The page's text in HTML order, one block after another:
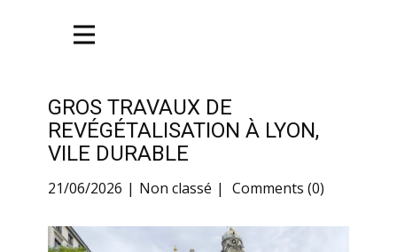
GROS TRAVAUX DE
REVÉGÉTALISATION À LYON,
VILE DURABLE
21/06/2026 Non classé Comments (0)